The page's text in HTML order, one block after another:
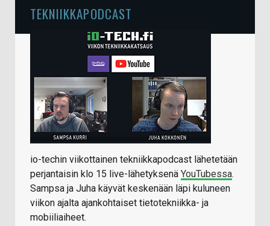
TEKNIIKKAPODCAST
io-techin viikottainen tekniikkapodcast lähetetään
perjantaisin klo 15 live-lähetyksenä YouTubessa.
Sampsa ja Juha käyvät keskenään läpi kuluneen
viikon ajalta ajankohtaiset tietotekniikka- ja
mobiiliaiheet.